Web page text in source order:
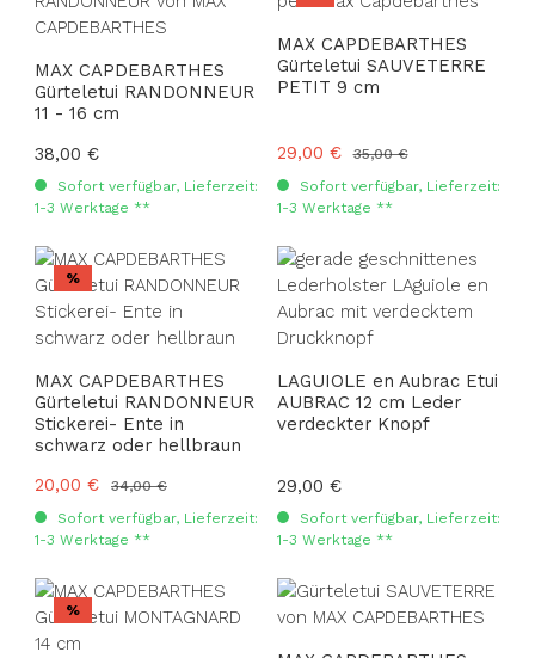
MAX CAPDEBARTHES
Gürteletui RANDONNEUR
11 - 16 cm
Regulärer Preis:
38,00 €
Sofort verfügbar, Lieferzeit:
1-3 Werktage **
MAX CAPDEBARTHES
Gürteletui SAUVETERRE
PETIT 9 cm
Verkaufspreis:
29,00 € Regulärer Preis:
35,00 €
Sofort verfügbar, Lieferzeit:
1-3 Werktage **
Rabatt
%
MAX CAPDEBARTHES
Gürteletui RANDONNEUR
Stickerei- Ente in
schwarz oder hellbraun
Verkaufspreis:
20,00 € Regulärer Preis:
34,00 €
Sofort verfügbar, Lieferzeit:
1-3 Werktage **
LAGUIOLE en Aubrac Etui
AUBRAC 12 cm Leder
verdeckter Knopf
Regulärer Preis:
29,00 €
Sofort verfügbar, Lieferzeit:
1-3 Werktage **
Rabatt
%